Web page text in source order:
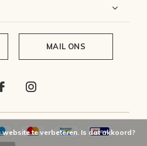
MAIL ONS
te verbeteren. Is dat akkoord?